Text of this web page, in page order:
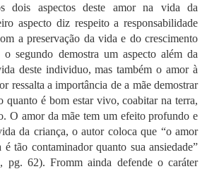
dois aspectos deste amor na vida da
aspecto diz respeito a responsabilidade
a preservação da vida e do crescimento
o segundo demostra um aspecto além da
deste individuo, mas também o amor à
ressalta a importância de a mãe demostrar
quanto é bom estar vivo, coabitar na terra,
O amor da mãe tem um efeito profundo e
da criança, o autor coloca que “o amor
tão contaminador quanto sua ansiedade”
pg. 62). Fromm ainda defende o caráter